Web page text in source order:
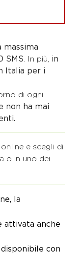
massima
SMS. In più, in
Italia per i
di ogni
non ha mai
e scegli di
o in uno dei
la
attivata anche
con